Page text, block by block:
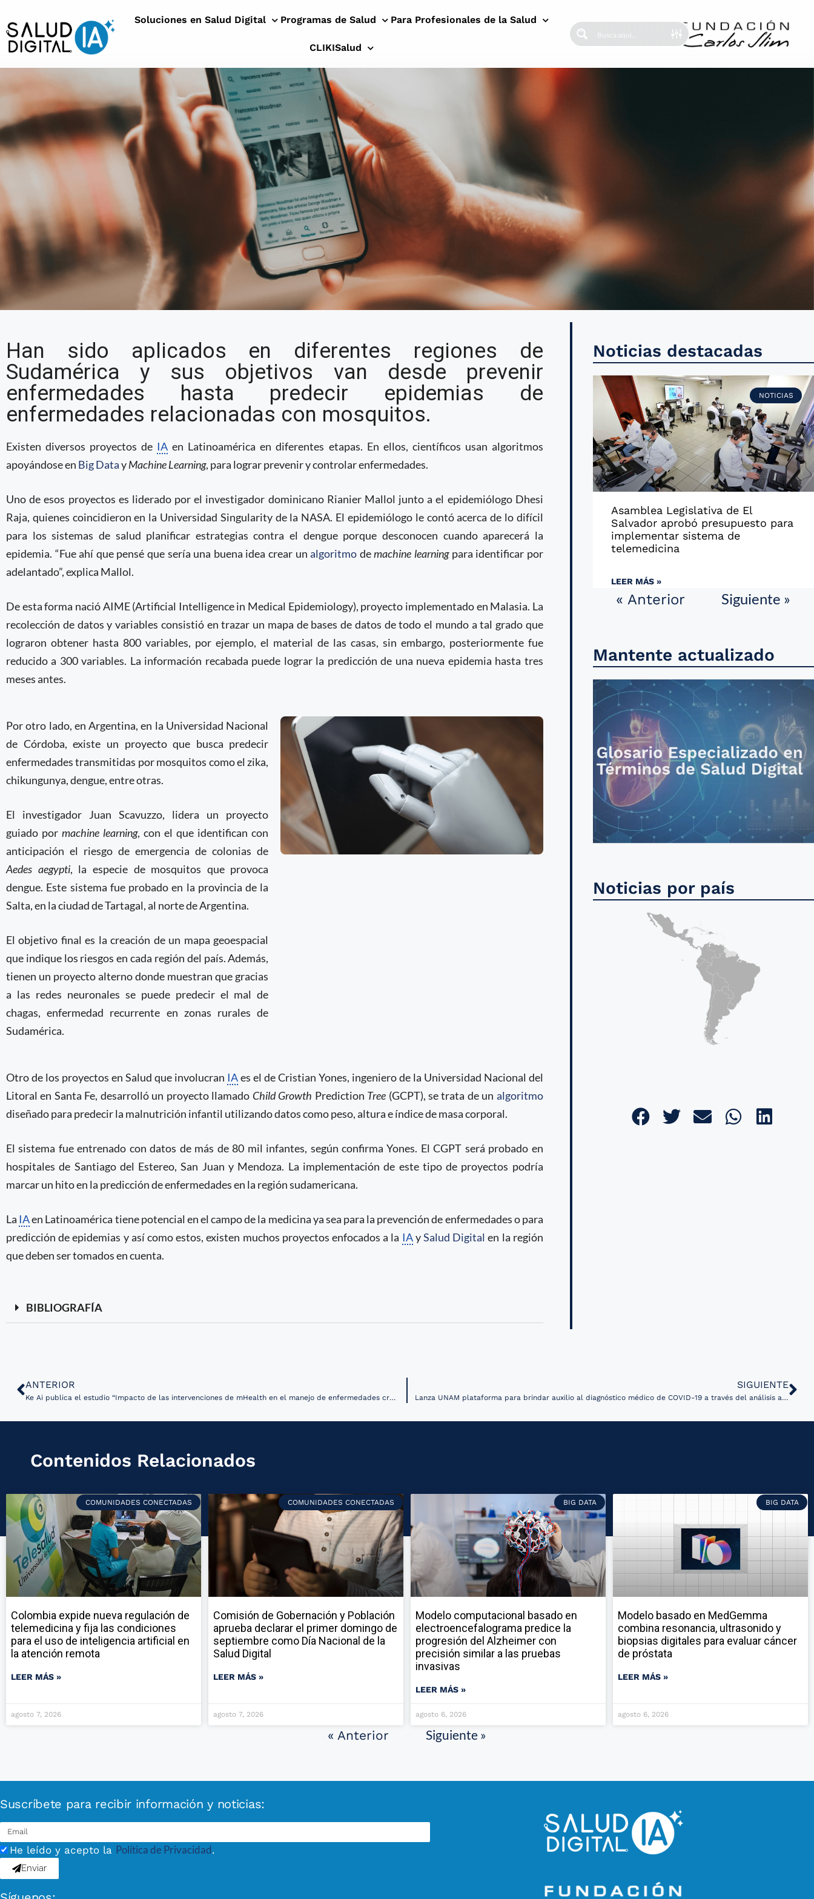
Soluciones en Salud Digital Programas de Salud Para Profesionales de la Salud
CLIKISalud
Investigadores latinoamericanos desarrollan
diversos proyectos basados en IA para
prevención de enfermedades en Brasil y
Argentina
Han sido aplicados en diferentes regiones de
Sudamérica y sus objetivos van desde prevenir
enfermedades hasta predecir epidemias de
enfermedades relacionadas con mosquitos.
Existen diversos proyectos de IA en Latinoamérica en diferentes etapas. En ellos, científicos usan algoritmos
apoyándose en Big DatayMachine Learning, para lograr prevenir y controlar enfermedades.
Uno de esos proyectos es liderado por el investigador dominicano Rianier Mallol junto a el epidemiólogo Dhesi
Raja, quienes coincidieron en la Universidad Singularity de la NASA. El epidemiólogo le contó acerca de lo difícil
para los sistemas de salud planificar estrategias contra el dengue porque desconocen cuando aparecerá la
epidemia. “Fue ahí que pensé que sería una buena idea crear unalgoritmo demachine learningpara identificar por
adelantado”, explica Mallol.
De esta forma nació AIME (Artificial Intelligence in Medical Epidemiology), proyecto implementado en Malasia. La
recolección de datos y variables consistió en trazar un mapa de bases de datos de todo el mundo a tal grado que
lograron obtener hasta 800 variables, por ejemplo, el material de las casas, sin embargo, posteriormente fue
reducido a 300 variables. La información recabada puede lograr la predicción de una nueva epidemia hasta tres
meses antes.
Por otro lado, en Argentina, en la Universidad Nacional
de Córdoba, existe un proyecto que busca predecir
enfermedades transmitidas por mosquitos como el zika,
chikungunya, dengue, entre otras.
El investigador Juan Scavuzzo, lidera un proyecto
guiado pormachine learning, con el que identifican con
anticipación el riesgo de emergencia de colonias de
Aedes aegypti, la especie de mosquitos que provoca
dengue. Este sistema fue probado en la provincia de la
Salta, en la ciudad de Tartagal, al norte de Argentina.
El objetivo final es la creación de un mapa geoespacial
que indique los riesgos en cada región del país. Además,
tienen un proyecto alterno donde muestran que gracias
a las redes neuronales se puede predecir el mal de
chagas, enfermedad recurrente en zonas rurales de
Sudamérica.
Otro de los proyectos en Salud que involucran IAes el de Cristian Yones, ingeniero de la Universidad Nacional del
Litoral en Santa Fe, desarrolló un proyecto llamado Child Growth Prediction Tree (GCPT), se trata de un algoritmo
diseñado para predecir la malnutrición infantil utilizando datos como peso, altura e índice de masa corporal.
El sistema fue entrenado con datos de más de 80 mil infantes, según confirma Yones. El CGPT será probado en
hospitales de Santiago del Estereo, San Juan y Mendoza. La implementación de este tipo de proyectos podría
marcar un hito en la predicción de enfermedades en la región sudamericana.
La IAen Latinoamérica tiene potencial en el campo de la medicina ya sea para la prevención de enfermedades o para
predicción de epidemias y así como estos, existen muchos proyectos enfocados a la IAySalud Digital en la región
que deben ser tomados en cuenta.
BIBLIOGRAFÍA
Noticias destacadas
NOTICIAS
Asamblea Legislativa de El
Salvador aprobó presupuesto para
implementar sistema de
telemedicina
LEER MÁS »
« Anterior Siguiente »
Mantente actualizado
Noticias por país
ANTERIOR
Ke Ai publica el estudio “Impacto de las intervenciones de mHealth en el manejo de enfermedades crónicas: una visión general del protocolo de revisiones sistemáticas”
SIGUIENTE
Lanza UNAM plataforma para brindar auxilio al diagnóstico médico de COVID-19 a través del análisis automatizado de imágenes
Contenidos Relacionados
COMUNIDADES CONECTADAS
Colombia expide nueva regulación de
telemedicina y fija las condiciones
para el uso de inteligencia artificial en
la atención remota
LEER MÁS »
agosto 7, 2026
COMUNIDADES CONECTADAS
Comisión de Gobernación y Población
aprueba declarar el primer domingo de
septiembre como Día Nacional de la
Salud Digital
LEER MÁS »
agosto 7, 2026
BIG DATA
Modelo computacional basado en
electroencefalograma predice la
progresión del Alzheimer con
precisión similar a las pruebas
invasivas
LEER MÁS »
agosto 6, 2026
BIG DATA
Modelo basado en MedGemma
combina resonancia, ultrasonido y
biopsias digitales para evaluar cáncer
de próstata
LEER MÁS »
agosto 6, 2026
« Anterior Siguiente »
Suscríbete para recibir información y noticias:
He leído y acepto la Política de Privacidad.
Enviar